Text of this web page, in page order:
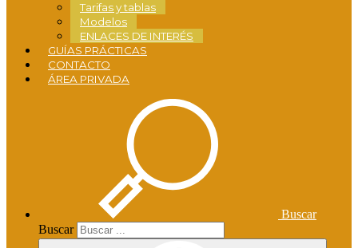
Tarifas y tablas
Modelos
ENLACES DE INTERÉS
GUÍAS PRÁCTICAS
CONTACTO
ÁREA PRIVADA
Buscar
Buscar